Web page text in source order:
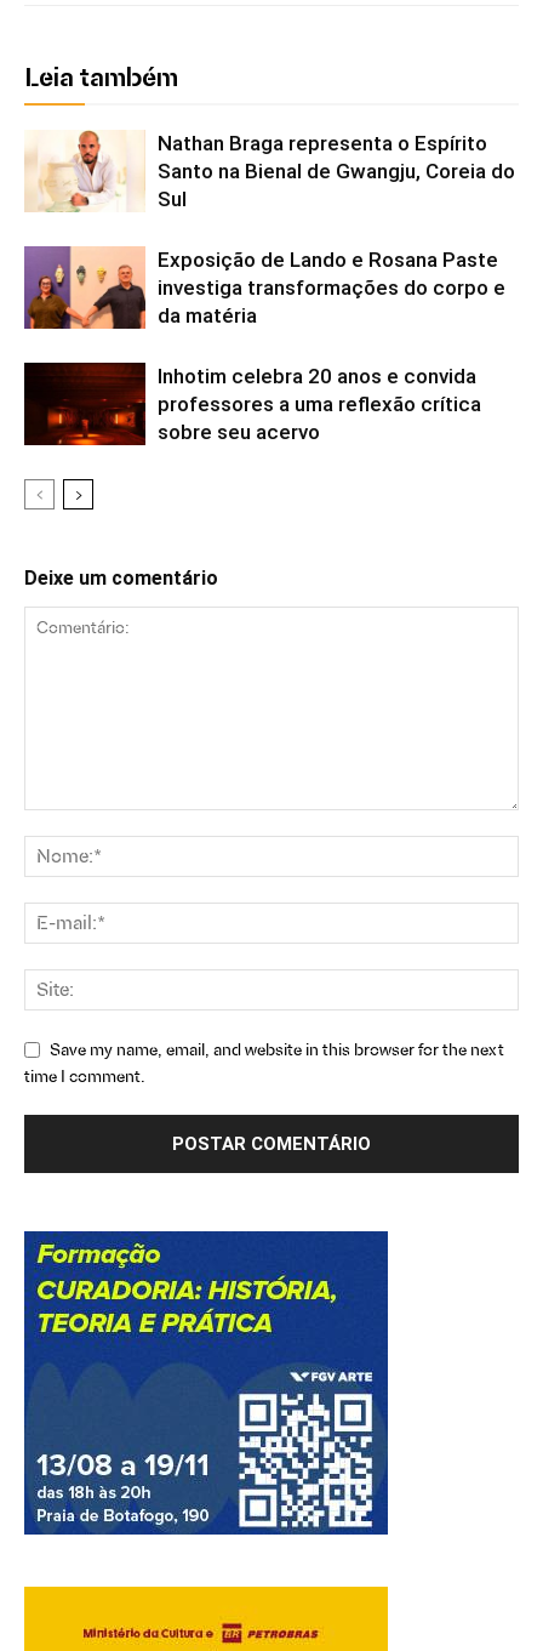
Leia também
Nathan Braga representa o Espírito
Santo na Bienal de Gwangju, Coreia do
Sul
Exposição de Lando e Rosana Paste
investiga transformações do corpo e
da matéria
Inhotim celebra 20 anos e convida
professores a uma reflexão crítica
sobre seu acervo
Deixe um comentário
Save my name, email, and website in this browser for the next
time I comment.